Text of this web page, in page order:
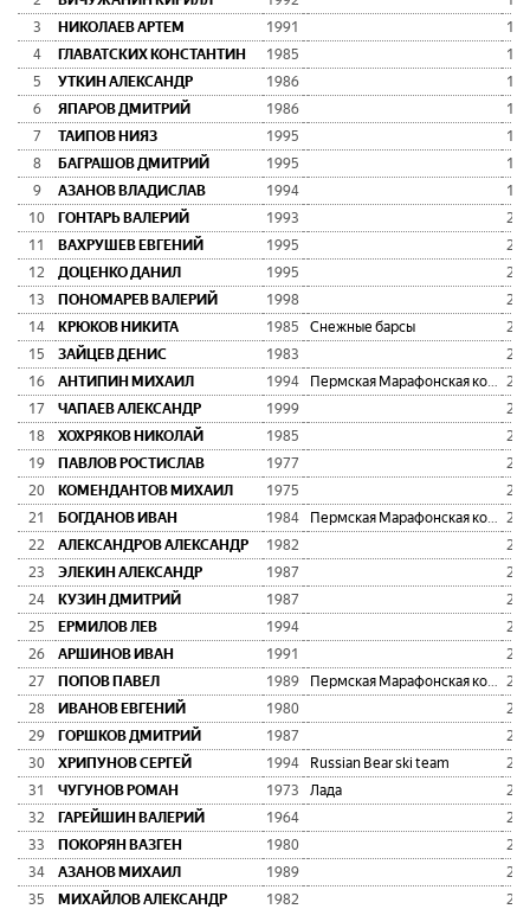
3
НИКОЛАЕВ АРТЕМ 1991
4
ГЛАВАТСКИХ КОНСТАНТИН 1985
5
УТКИН АЛЕКСАНДР 1986
6
ЯПАРОВ ДМИТРИЙ 1986
7
ТАИПОВ НИЯЗ 1995
8
БАГРАШОВ ДМИТРИЙ 1995
9
АЗАНОВ ВЛАДИСЛАВ 1994
10
ГОНТАРЬ ВАЛЕРИЙ 1993
11
ВАХРУШЕВ ЕВГЕНИЙ 1995
12
ДОЦЕНКО ДАНИЛ 1995
13
ПОНОМАРЕВ ВАЛЕРИЙ 1998
14
КРЮКОВ НИКИТА 1985 Снежные барсы
15
ЗАЙЦЕВ ДЕНИС 1983
16
АНТИПИН МИХАИЛ 1994 Пермская Марафонская команда
17
ЧАПАЕВ АЛЕКСАНДР 1999
18
ХОХРЯКОВ НИКОЛАЙ 1985
19
ПАВЛОВ РОСТИСЛАВ 1977
20
КОМЕНДАНТОВ МИХАИЛ 1975
21
БОГДАНОВ ИВАН 1984 Пермская Марафонская команда
22
АЛЕКСАНДРОВ АЛЕКСАНДР 1982
23
ЭЛЕКИН АЛЕКСАНДР 1987
24
КУЗИН ДМИТРИЙ 1987
25
ЕРМИЛОВ ЛЕВ 1994
26
АРШИНОВ ИВАН 1991
27
ПОПОВ ПАВЕЛ 1989 Пермская Марафонская команда
28
ИВАНОВ ЕВГЕНИЙ 1980
29
ГОРШКОВ ДМИТРИЙ 1987
30
ХРИПУНОВ СЕРГЕЙ 1994 Russian Bear ski team
31
ЧУГУНОВ РОМАН 1973 Лада
32
ГАРЕЙШИН ВАЛЕРИЙ 1964
33
ПОКОРЯН ВАЗГЕН 1980
34
АЗАНОВ МИХАИЛ 1989
35
МИХАЙЛОВ АЛЕКСАНДР 1982